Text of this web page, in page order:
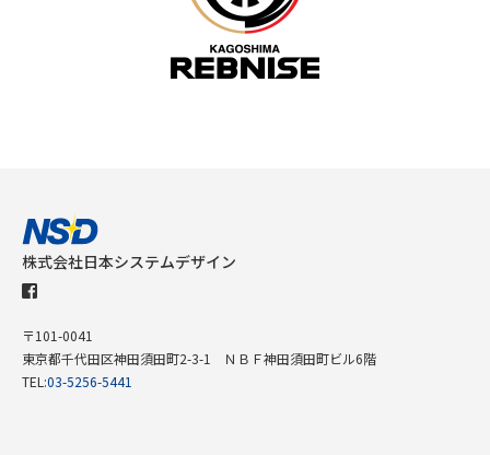
株式会社日本システムデザイン
〒101-0041
東京都千代田区神田須田町2-3-1 ＮＢＦ神田須田町ビル6階
TEL:03-5256-5441